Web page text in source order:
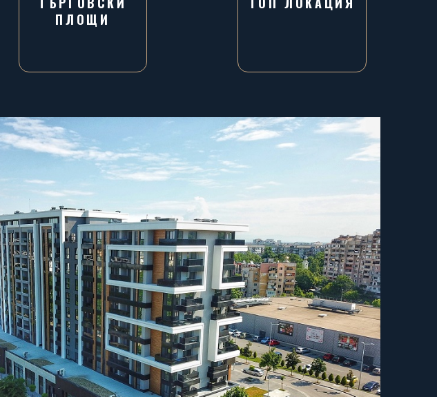
ПЛОЩИ